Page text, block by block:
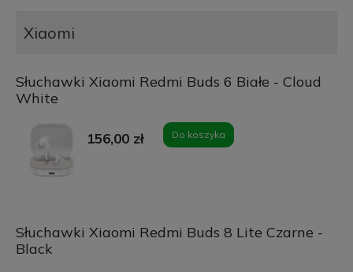
Xiaomi
Słuchawki Xiaomi Redmi Buds 6 Białe - Cloud
White
156,00 zł Do koszyka
Słuchawki Xiaomi Redmi Buds 8 Lite Czarne -
Black